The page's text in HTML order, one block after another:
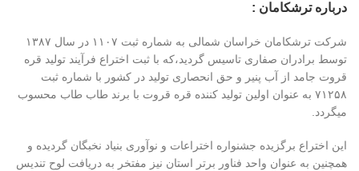
درباره ترشکامان :
شرکت ترشکامان خراسان شمالی به شماره ثبت ۱۱۰۷ در سال ۱۳۸۷
توسط برادران صفاری تاسیس گردید،که با ثبت اختراع فرآیند تولید قره
قروت جامد از آب پنیر و حق انحصاری تولید در کشور با شماره ثبت
۷۱۲۵۸ به عنوان اولین تولید کننده قره قروت با برند طاب طاب محسوب
میگردد.
این اختراع برگزیده جشنواره اختراعات و نوآوری بنیاد نخبگان گردیده و
همچنین به عنوان واحد فناور برتر استان نیز مفتخر به دریافت لوح تندیس